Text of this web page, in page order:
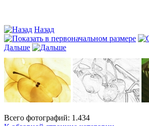
Назад
Дальше
Всего фотографий: 1.434